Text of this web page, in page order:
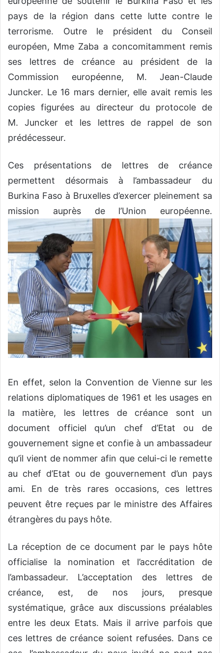
pays de la région dans cette lutte contre le
terrorisme. Outre le président du Conseil
européen, Mme Zaba a concomitamment remis
ses lettres de créance au président de la
Commission européenne, M. Jean-Claude
Juncker. Le 16 mars dernier, elle avait remis les
copies figurées au directeur du protocole de
M. Juncker et les lettres de rappel de son
prédécesseur.
Ces présentations de lettres de créance
permettent désormais à l’ambassadeur du
Burkina Faso à Bruxelles d’exercer pleinement sa
mission auprès de l’Union européenne.
En effet, selon la Convention de Vienne sur les
relations diplomatiques de 1961 et les usages en
la matière, les lettres de créance sont un
document officiel qu’un chef d’Etat ou de
gouvernement signe et confie à un ambassadeur
qu’il vient de nommer afin que celui-ci le remette
au chef d’Etat ou de gouvernement d’un pays
ami. En de très rares occasions, ces lettres
peuvent être reçues par le ministre des Affaires
étrangères du pays hôte.
La réception de ce document par le pays hôte
officialise la nomination et l’accréditation de
l’ambassadeur. L’acceptation des lettres de
créance, est, de nos jours, presque
systématique, grâce aux discussions préalables
entre les deux Etats. Mais il arrive parfois que
ces lettres de créance soient refusées. Dans ce